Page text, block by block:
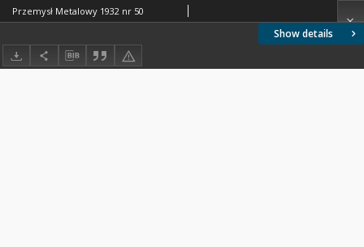
Show details
Przemysł Metalowy 1932 nr 50